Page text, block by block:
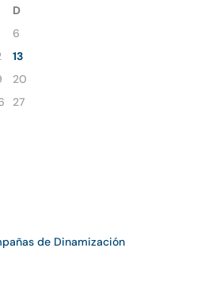
D
6
13
20
27
de Dinamización